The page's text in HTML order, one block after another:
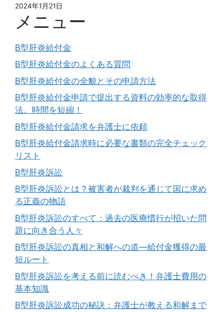
2024年1月21日
メニュー
B型肝炎給付金
B型肝炎給付金のよくある質問
B型肝炎給付金の全貌とその申請方法
B型肝炎給付金申請で提出する資料の効率的な取得
法。時間を短縮！
B型肝炎給付金請求を弁護士に依頼
B型肝炎給付金請求時に必要な書類の完全チェック
リスト
B型肝炎訴訟
B型肝炎訴訟とは？被害者が裁判を通じて国に求め
る正義の物語
B型肝炎訴訟のすべて：過去の医療慣行が招いた問
題に向き合う人々
B型肝炎訴訟の真相と和解への道―給付金獲得の最
短ルート
B型肝炎訴訟を考える前に読むべき！弁護士費用の
基本知識
B型肝炎訴訟成功の秘訣：弁護士が教える和解まで